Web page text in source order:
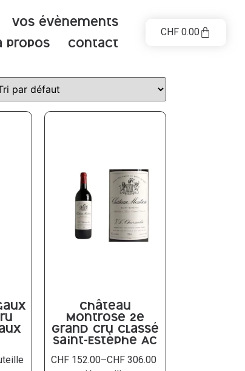
Vos évènements
propos contact
CHF0.00
Château
Montrose 2e
Grand Cru classé
Saint-Estèphe AC
CHF 152.00–CHF 306.00